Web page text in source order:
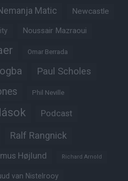
Matic Newcastle
Noussair Mazraoui
Omar Berrada
Paul Scholes
Phil Neville
Podcast
Ralf Rangnick
Højlund Richard Arnold
van Nistelrooy